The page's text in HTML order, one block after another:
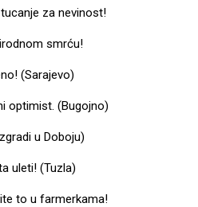
za nevinost!
smrću!
(Sarajevo)
optimist. (Bugojno)
u Doboju)
uleti! (Tuzla)
to u farmerkama!